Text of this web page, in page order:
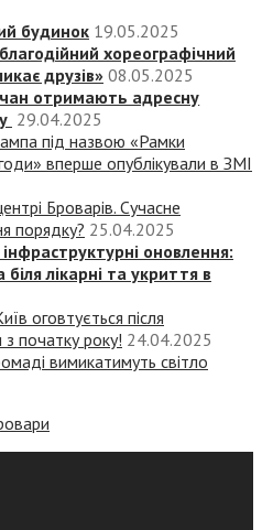
будинок 19.05.2025
хореографічний
друзів» 08.05.2025
отримають адресну
29.04.2025
під назвою «‎Рамки
вперше опублікували в ЗМІ
Броварів. Сучасне
порядку? 25.04.2025
оновлення:
лікарні та укриття в
оговтується після
початку року! 24.04.2025
вимикатимуть світло